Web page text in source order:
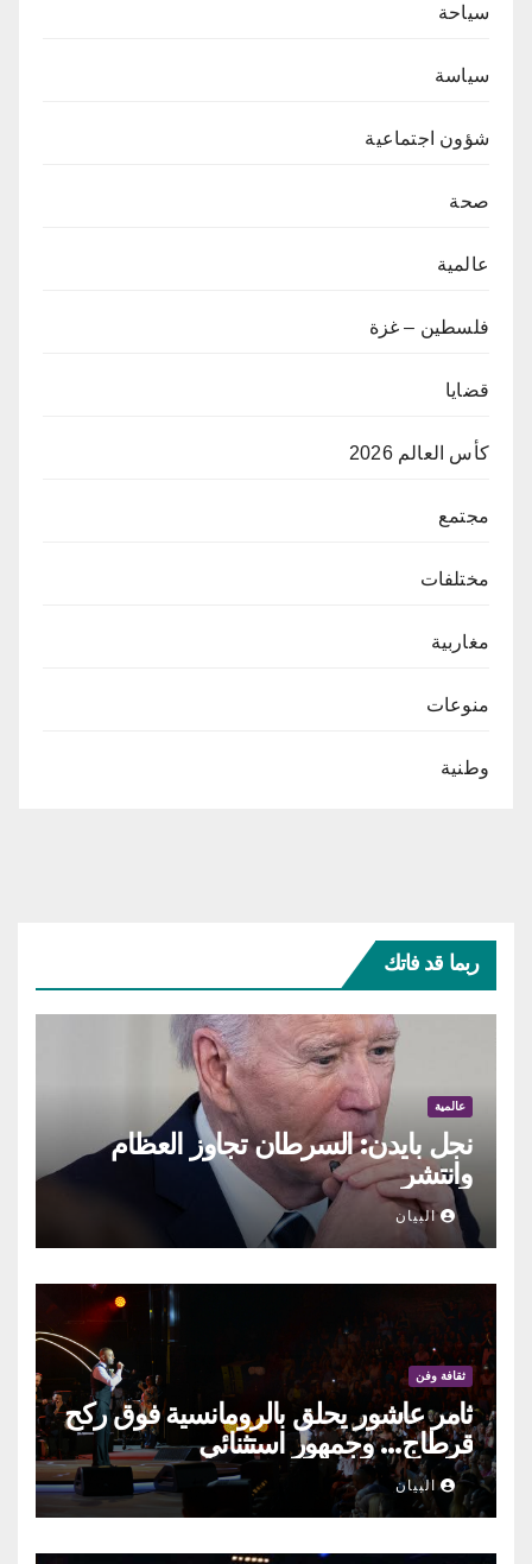
سياحة
سياسة
شؤون اجتماعية
صحة
عالمية
فلسطين – غزة
قضايا
كأس العالم 2026
مجتمع
مختلفات
مغاربية
منوعات
وطنية
ربما قد فاتك
عالمية
نجل بايدن: السرطان تجاوز العظام
وانتشر
البيان
ثقافة وفن
ثامر عاشور يحلق بالرومانسية فوق ركح
قرطاج… وجمهور استثنائي
البيان